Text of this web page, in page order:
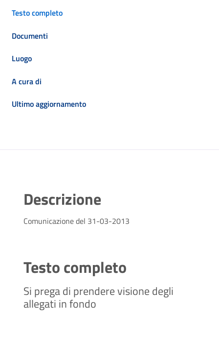
Testo completo
Documenti
Luogo
A cura di
Ultimo aggiornamento
Descrizione
Comunicazione del 31-03-2013
Testo completo
Si prega di prendere visione degli
allegati in fondo